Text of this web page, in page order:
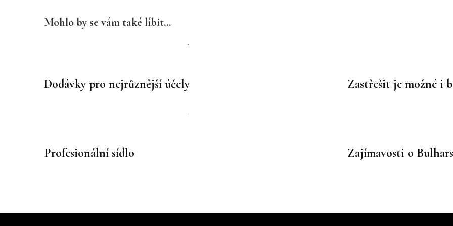
Mohlo by se vám také líbit...
Dodávky pro nejrůznější účely Zastřešit je možné i
Profesionální sídlo Zajímavosti o